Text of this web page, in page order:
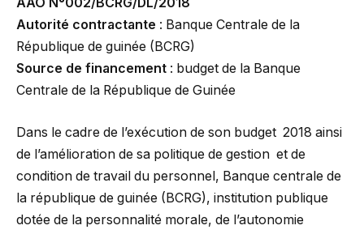
Autorité contractante : Banque Centrale de la
République de guinée (BCRG)
Source de financement : budget de la Banque
Centrale de la République de Guinée
Dans le cadre de l’exécution de son budget 2018 ainsi
de l’amélioration de sa politique de gestion et de
condition de travail du personnel, Banque centrale de
la république de guinée (BCRG), institution publique
dotée de la personnalité morale, de l’autonomie